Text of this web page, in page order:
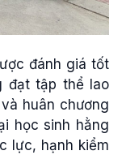
đánh giá tốt
đạt tập thể lao
huân chương
học sinh hằng
lực, hạnh kiểm